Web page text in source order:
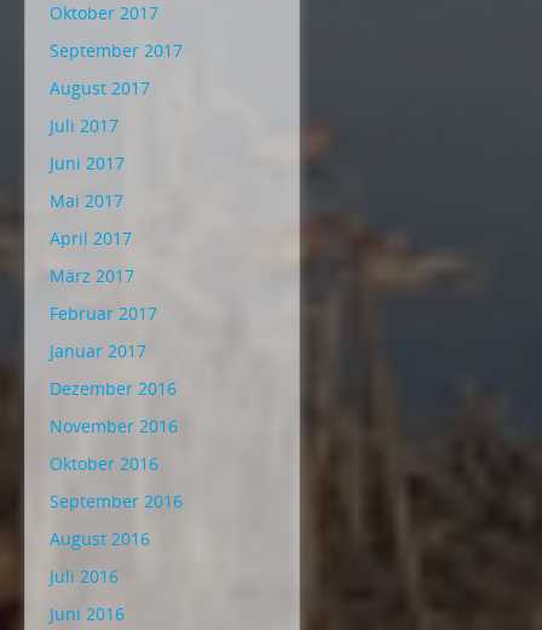
Oktober 2017
September 2017
August 2017
Juli 2017
Juni 2017
Mai 2017
April 2017
März 2017
Februar 2017
Januar 2017
Dezember 2016
November 2016
Oktober 2016
September 2016
August 2016
Juli 2016
Juni 2016